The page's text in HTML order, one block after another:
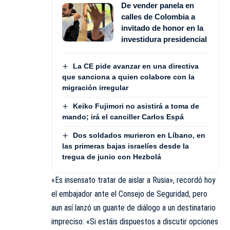
De vender panela en
calles de Colombia a
invitado de honor en la
investidura presidencial
La CE pide avanzar en una directiva
que sanciona a quien colabore con la
migración irregular
Keiko Fujimori no asistirá a toma de
mando; irá el canciller Carlos Espá
Dos soldados murieron en Líbano, en
las primeras bajas israelíes desde la
tregua de junio con Hezbolá
«Es insensato tratar de aislar a Rusia», recordó hoy
el embajador ante el Consejo de Seguridad, pero
aun así lanzó un guante de diálogo a un destinatario
impreciso: «Si estáis dispuestos a discutir opciones